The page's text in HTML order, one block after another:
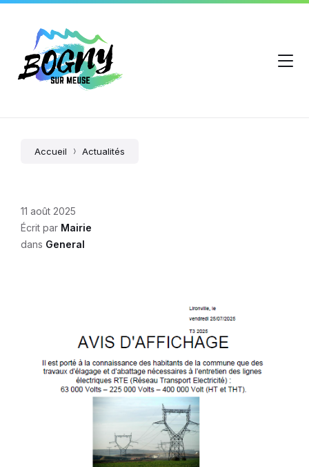
Accueil Actualités
11 août 2025
Écrit par Mairie
dans General